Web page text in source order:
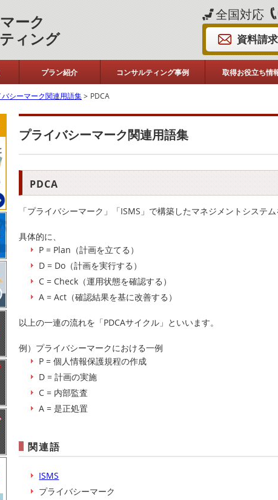
ーク
ィング
全国対応
資料請求
プラン紹介 コンサルティング事例 取得お役立ち情
バシーマーク関連用語集> PDCA
プライバシーマーク関連用語集
PDCA
「プライバシーマーク」「ISMS」で構築したマネジメントシステム
具体的に、
P = Plan（計画を立てる）
D = Do（計画を実行する）
C = Check（運用状態を確認する）
A = Act（確認結果を基に改善する）
以上の一連の流れを「PDCAサイクル」といいます。
例）プライバシーマークにおける一例
P = 個人情報保護規程の作成
D = 計画の実施
C = 内部監査
A = 是正処置
関連語
ISMS
プライバシーマーク